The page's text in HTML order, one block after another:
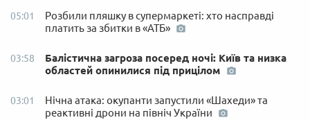
05:01
Розбили пляшку в супермаркеті: хто насправді
платить за збитки в «АТБ»
03:58
Балістична загроза посеред ночі: Київ та низка
областей опинилися під прицілом
03:01
Нічна атака: окупанти запустили «Шахеди» та
реактивні дрони на північ України